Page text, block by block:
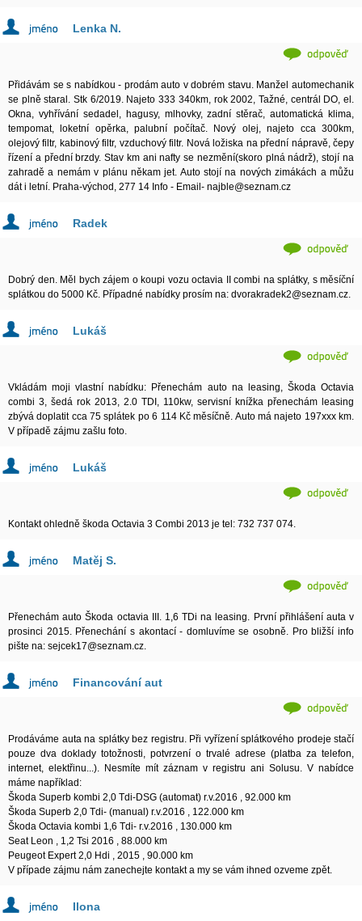
Lenka N.
Přidávám se s nabídkou - prodám auto v dobrém stavu. Manžel automechanik
se plně staral. Stk 6/2019. Najeto 333 340km, rok 2002, Tažné, centrál DO, el.
Okna, vyhřívání sedadel, hagusy, mlhovky, zadní stěrač, automatická klima,
tempomat, loketní opěrka, palubní počítač. Nový olej, najeto cca 300km,
olejový filtr, kabinový filtr, vzduchový filtr. Nová ložiska na přední nápravě, čepy
řízení a přední brzdy. Stav km ani nafty se nezmění(skoro plná nádrž), stojí na
zahradě a nemám v plánu někam jet. Auto stojí na nových zimákách a můžu
dát i letní. Praha-východ, 277 14 Info - Email- najble@seznam.cz
Radek
Dobrý den. Měl bych zájem o koupi vozu octavia II combi na splátky, s měsíční
splátkou do 5000 Kč. Případné nabídky prosím na: dvorakradek2@seznam.cz.
Lukáš
Vkládám moji vlastní nabídku: Přenechám auto na leasing, Škoda Octavia
combi 3, šedá rok 2013, 2.0 TDI, 110kw, servisní knížka přenechám leasing
zbývá doplatit cca 75 splátek po 6 114 Kč měsíčně. Auto má najeto 197xxx km.
V případě zájmu zašlu foto.
Lukáš
Kontakt ohledně škoda Octavia 3 Combi 2013 je tel: 732 737 074.
Matěj S.
Přenechám auto Škoda octavia III. 1,6 TDi na leasing. První přihlášení auta v
prosinci 2015. Přenechání s akontací - domluvíme se osobně. Pro bližší info
pište na: sejcek17@seznam.cz.
Financování aut
Prodáváme auta na splátky bez registru. Při vyřízení splátkového prodeje stačí
pouze dva doklady totožnosti, potvrzení o trvalé adrese (platba za telefon,
internet, elektřinu...). Nesmíte mít záznam v registru ani Solusu. V nabídce
máme například:
Škoda Superb kombi 2,0 Tdi-DSG (automat) r.v.2016 , 92.000 km
Škoda Superb 2,0 Tdi- (manual) r.v.2016 , 122.000 km
Škoda Octavia kombi 1,6 Tdi- r.v.2016 , 130.000 km
Seat Leon , 1,2 Tsi 2016 , 88.000 km
Peugeot Expert 2,0 Hdi , 2015 , 90.000 km
V případe zájmu nám zanechejte kontakt a my se vám ihned ozveme zpět.
Ilona